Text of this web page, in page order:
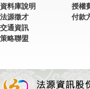
資料庫說明
法源徵才
交通資訊
策略聯盟
授權
付款